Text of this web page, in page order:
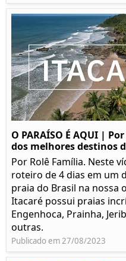
O PARAÍSO É AQUI |
dos melhores destinos
Por Rolê Família. Neste
roteiro de 4 dias em um
praia do Brasil na nossa
Itacaré possui praias
Engenhoca, Prainha,
outras.
Publicado em 27/08/2023